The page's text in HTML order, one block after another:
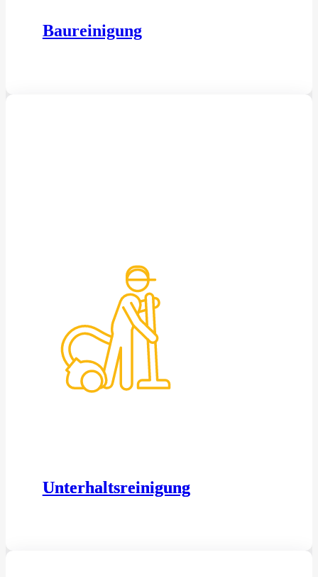
Baureinigung
Unterhaltsreinigung